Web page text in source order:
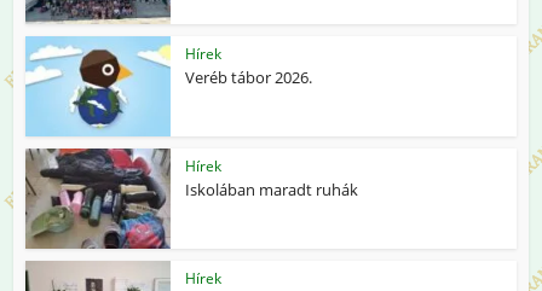
Hírek
Veréb tábor 2026.
Hírek
Iskolában maradt ruhák
Hírek